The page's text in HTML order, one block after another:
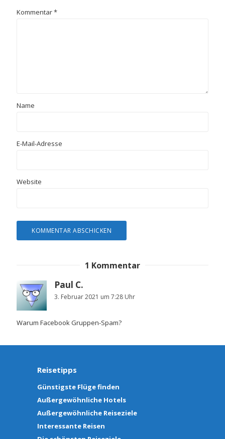
Kommentar*
Name
E-Mail-Adresse
Website
1 Kommentar
Paul C.
3. Februar 2021 um 7:28 Uhr
Warum Facebook Gruppen-Spam?
Reisetipps
Günstigste Flüge finden
Außergewöhnliche Hotels
Außergewöhnliche Reiseziele
Interessante Reisen